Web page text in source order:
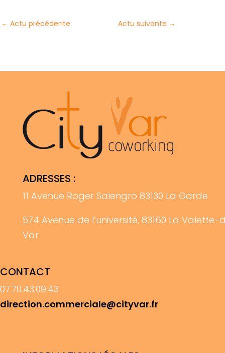
← Actu précédente Actu suivante →
ADRESSES :
11 Avenue Roger Salengro 83130 La Garde
574 Avenue de l’université, 83160 La Valette-
Var
CONTACT
07.70.43.09.43
direction.commerciale@cityvar.fr